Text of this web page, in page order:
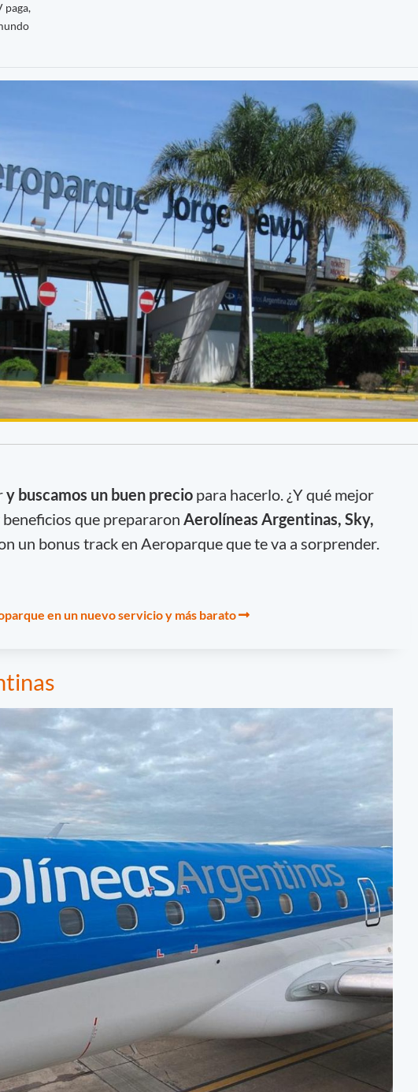
paga,
y buscamos un buen preciopara hacerlo. ¿Y qué mejor
que prepararon Aerolíneas Argentinas, Sky,
un bonus track en Aeroparque que te va a sorprender.
en un nuevo servicio y más barato